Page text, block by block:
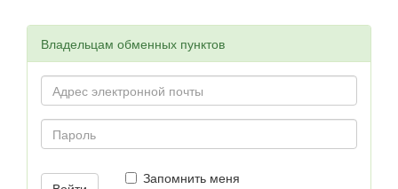
Владельцам обменных пунктов
Запомнить меня